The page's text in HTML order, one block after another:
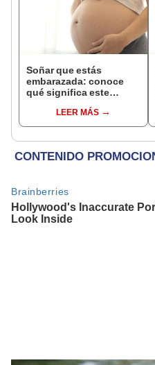
Soñar que estás
embarazada: conoce
qué significa este
LEER MÁS